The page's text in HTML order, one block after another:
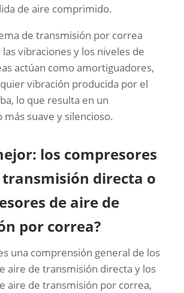
de aire comprimido.
de transmisión por correa
vibraciones y los niveles de
actúan como amortiguadores,
vibración producida por el
lo que resulta en un
suave y silencioso.
los compresores
transmisión directa o
de aire de
por correa?
una comprensión general de los
aire de transmisión directa y los
aire de transmisión por correa,